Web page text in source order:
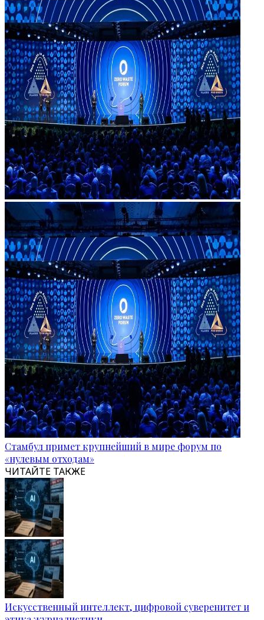
Стамбул примет крупнейший в мире форум по
«нулевым отходам»
ЧИТАЙТЕ ТАКЖЕ
Искусственный интеллект, цифровой суверенитет и